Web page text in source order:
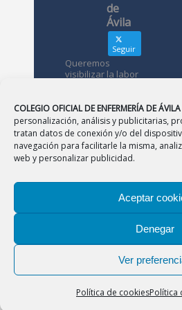
COLEGIO OFICIAL DE ENFERMERÍA DE ÁVILA
personalización, análisis y publicitarias,
tratan datos de conexión y/o del
navegación para facilitarle la misma,
web y personalizar publicidad.
Aceptar
Denegar
Ver
Política de cookiesPolítica
de
Ávila
Seguir
Queremos
visibilizar la labor
conoces?
Avatar Colegio
Oficial de
de Ávila
12 May
Enfermería
os
agradecemos
LEÓN|
|SEGOVIA|SORIA|
Cookies